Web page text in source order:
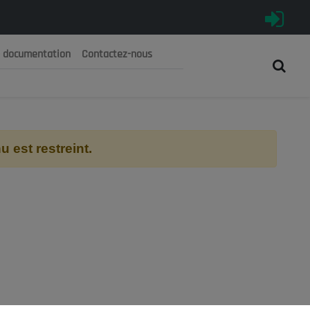
الجزائرية الديمقراطية الشعبية
documentation Contactez-nous
est restreint.